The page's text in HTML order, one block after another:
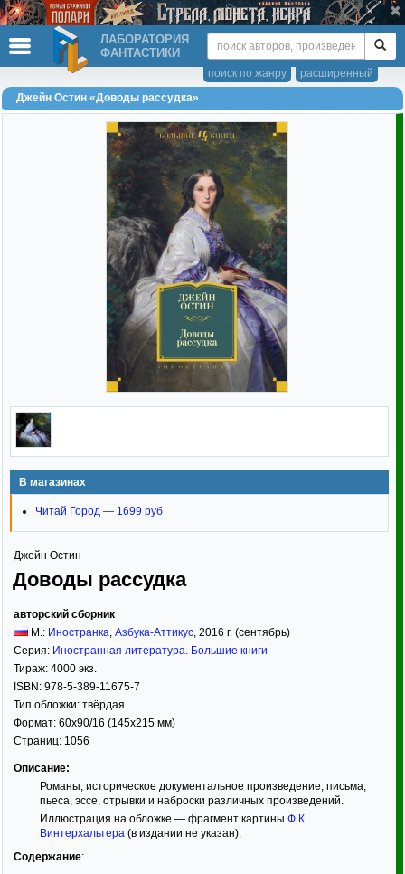
ЛАБОРАТОРИЯ
ФАНТАСТИКИ
расширенный
поиск по жанру
Джейн Остин «Доводы рассудка»
В магазинах
Читай Город — 1699 руб
Джейн Остин
Доводы рассудка
авторский сборник
М.: Иностранка Азбука-Аттикус 2016 г. (сентябрь)
Серия: Иностранная литература. Большие книги
Тираж: 4000 экз.
ISBN: 978-5-389-11675-7
Тип обложки: твёрдая
Формат: 60x90/16 (145x215 мм)
Страниц: 1056
Описание:
Романы, историческое документальное произведение, письма,
пьеса, эссе, отрывки и наброски различных произведений.
Иллюстрация на обложке — фрагмент картины Ф.К.
Винтерхальтера (в издании не указан).
Содержание: